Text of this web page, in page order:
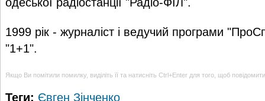
1999 рік - журналіст і ведучий програми
"1+1".
Якщо Ви помітили помилку, виділіть її та натисніть Ctrl+Enter для того, щоб
Теги: Євген Зінченко